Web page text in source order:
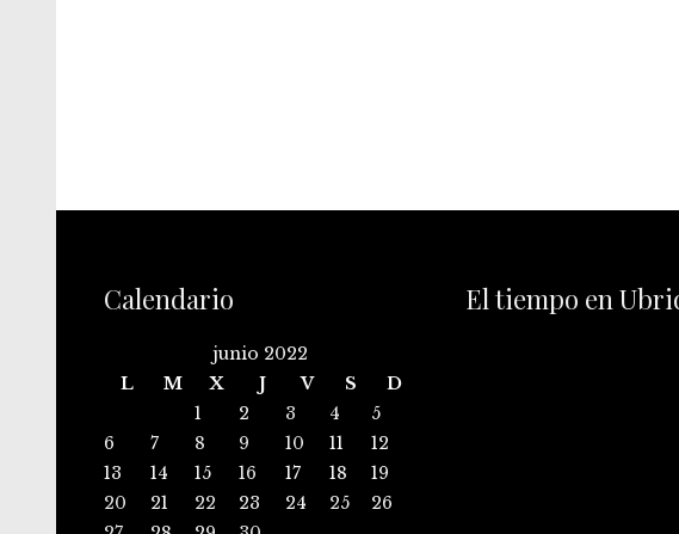
Calendario
junio 2022
L
M X J V S
D
1
2 3 4
5
6
7 8 9 10 11
12
13
14 15 16 17 18
19
20
21 22 23 24 25
26
El tiempo en